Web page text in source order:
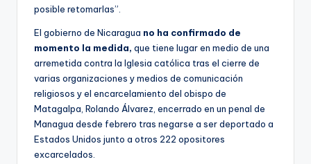
posible retomarlas”.
El gobierno de Nicaragua no ha confirmado de
momento la medida, que tiene lugar en medio de una
arremetida contra la Iglesia católica tras el cierre de
varias organizaciones y medios de comunicación
religiosos y el encarcelamiento del obispo de
Matagalpa, Rolando Álvarez, encerrado en un penal de
Managua desde febrero tras negarse a ser deportado a
Estados Unidos junto a otros 222 opositores
excarcelados.